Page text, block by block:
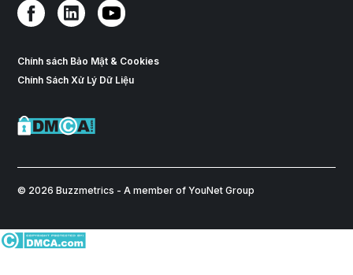
Chính sách Bảo Mật & Cookies
Chính Sách Xử Lý Dữ Liệu
© 2026 Buzzmetrics - A member of YouNet Group